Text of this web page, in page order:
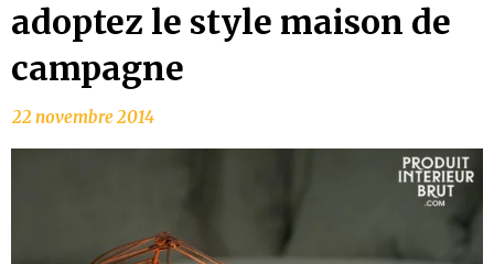
adoptez le style maison de
campagne